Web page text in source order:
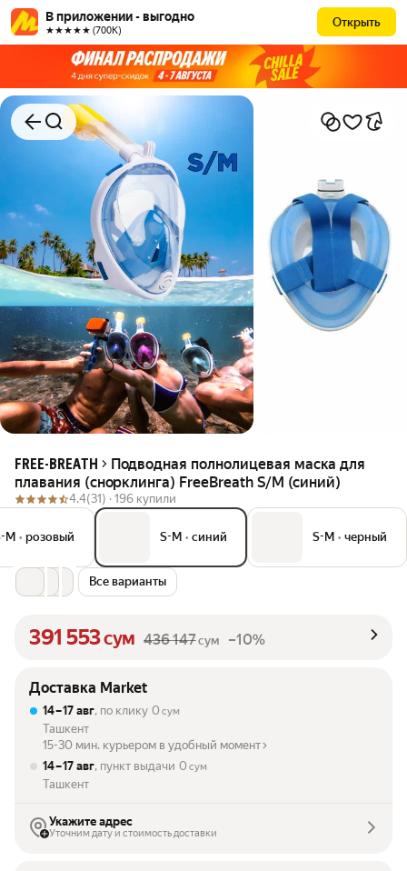
В приложении - выгодно
★★★★★ (700К)
Открыть
FREE-BREATH
Подводная полнолицевая маска для
плавания (снорклинга) FreeBreath S/M (синий)
4.4(31) · 196 купили
M • розовый S-M • синий S-M • черный
Все варианты
391 553сум 436 147сум –10%
Доставка Market
14 – 17 авг, по клику 0 сум
Ташкент
15-30 мин. курьером в удобный момент
14 – 17 авг, пункт выдачи 0 сум
Ташкент
Укажите адрес
Уточним дату и стоимость доставки